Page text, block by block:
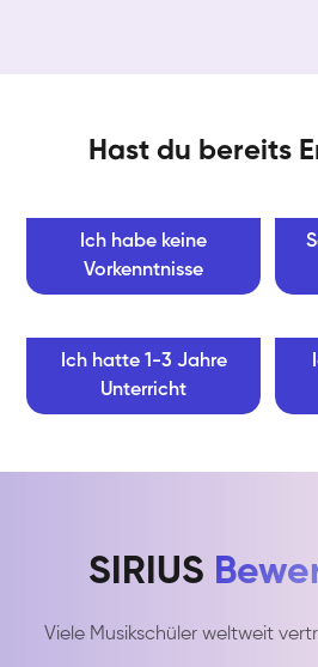
Hast du bereits
Ich habe keine
Vorkenntnisse
Ich hatte 1-3 Jahre
Unterricht
SIRIUS
Viele Musikschüler weltweit